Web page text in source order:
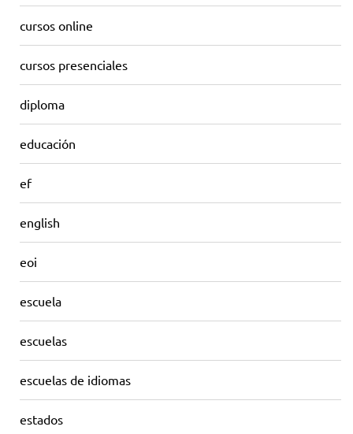
cursos online
cursos presenciales
diploma
educación
ef
english
eoi
escuela
escuelas
escuelas de idiomas
estados